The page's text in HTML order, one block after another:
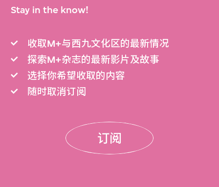
Stay in the know!
收取M+与西九文化区的最新情况
探索M+杂志的最新影片及故事
选择你希望收取的内容
随时取消订阅
订阅